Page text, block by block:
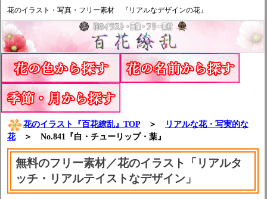
花のイラスト・写真・フリー素材 『リアルなデザインの花』
花のイラスト『百花繚乱』TOP ＞
リアルな花・写実的な
花＞ No.841『白・チューリップ・葉』
無料のフリー素材／花のイラスト「リアルタ
ッチ・リアルテイストなデザイン」